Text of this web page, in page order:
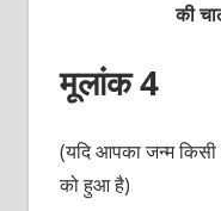
की
मूलांक 4
(यदि आपका जन्‍म किसी
को हुआ है)